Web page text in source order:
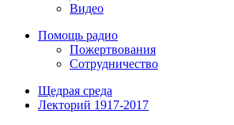
Видео
Помощь радио
Пожертвования
Сотрудничество
Щедрая среда
Лекторий 1917-2017